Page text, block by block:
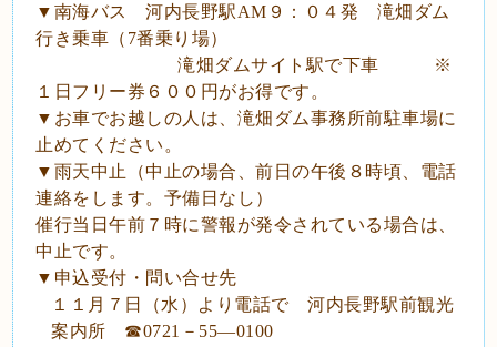
▼南海バス 河内長野駅AM ９：０４発 滝畑ダム
行き乗車（ 7番乗り場）
滝畑ダムサイト駅で下車 ※
１日フリー券６００円がお得です。
▼お車でお越しの人は、滝畑ダム事務所前駐車場に
止めてください。
▼雨天中止（中止の場合、前日の午後８時頃、電話
連絡をします。予備日なし）
催行当日午前７時に警報が発令されている場合は、
中止です。
▼申込受付・問い合せ先
１１月７日（水）より電話で 河内長野駅前観光
案内所 ☎0721 － 55―0100